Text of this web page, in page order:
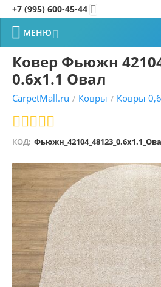
+7 (995) 600-45-44 
 МЕНЮ
Ковер Фьюжн
0.6x1.1 Овал
CarpetMall.ru / Ковры / Ковры
КОД: